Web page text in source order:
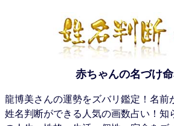
赤ちゃんの名づけ
龍博美さんの運勢をズバリ鑑定！名前
姓名判断ができる人気の画数占い！知